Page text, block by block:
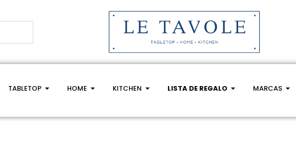
TABLETOP HOME KITCHEN LISTA DE REGALO MARCAS